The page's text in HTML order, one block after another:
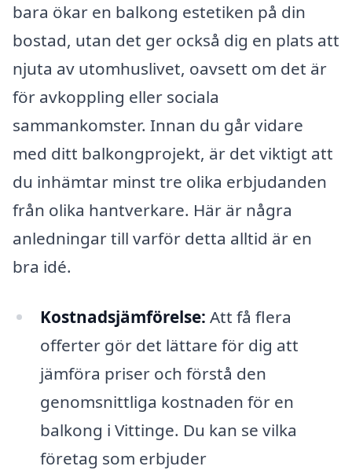
bara ökar en balkong estetiken på din
bostad, utan det ger också dig en plats att
njuta av utomhuslivet, oavsett om det är
för avkoppling eller sociala
sammankomster. Innan du går vidare
med ditt balkongprojekt, är det viktigt att
du inhämtar minst tre olika erbjudanden
från olika hantverkare. Här är några
anledningar till varför detta alltid är en
bra idé.
Kostnadsjämförelse: Att få flera
offerter gör det lättare för dig att
jämföra priser och förstå den
genomsnittliga kostnaden för en
balkong i Vittinge. Du kan se vilka
företag som erbjuder